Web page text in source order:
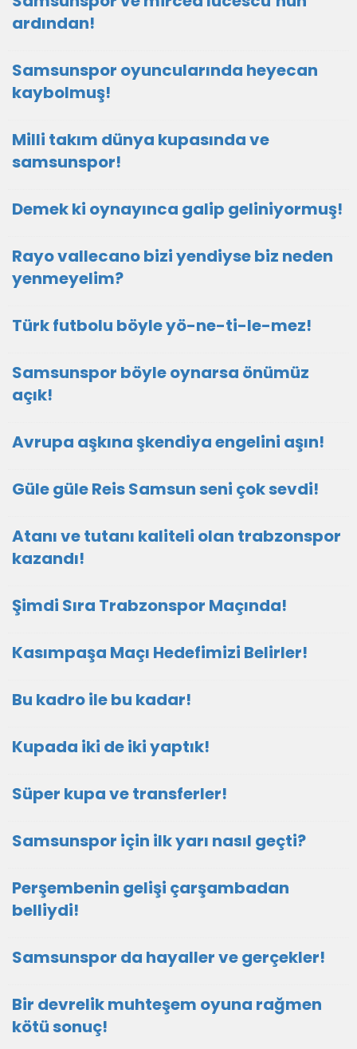
ardından!
Samsunspor oyuncularında heyecan
kaybolmuş!
Milli takım dünya kupasında ve
samsunspor!
Demek ki oynayınca galip geliniyormuş!
Rayo vallecano bizi yendiyse biz neden
yenmeyelim?
Türk futbolu böyle yö-ne-ti-le-mez!
Samsunspor böyle oynarsa önümüz
açık!
Avrupa aşkına şkendiya engelini aşın!
Güle güle Reis Samsun seni çok sevdi!
Atanı ve tutanı kaliteli olan trabzonspor
kazandı!
Şimdi Sıra Trabzonspor Maçında!
Kasımpaşa Maçı Hedefimizi Belirler!
Bu kadro ile bu kadar!
Kupada iki de iki yaptık!
Süper kupa ve transferler!
Samsunspor için ilk yarı nasıl geçti?
Perşembenin gelişi çarşambadan
belliydi!
Samsunspor da hayaller ve gerçekler!
Bir devrelik muhteşem oyuna rağmen
kötü sonuç!